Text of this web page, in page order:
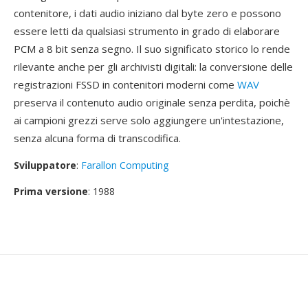
contenitore, i dati audio iniziano dal byte zero e possono
essere letti da qualsiasi strumento in grado di elaborare
PCM a 8 bit senza segno. Il suo significato storico lo rende
rilevante anche per gli archivisti digitali: la conversione delle
registrazioni FSSD in contenitori moderni come WAV
preserva il contenuto audio originale senza perdita, poichè
ai campioni grezzi serve solo aggiungere un'intestazione,
senza alcuna forma di transcodifica.
Sviluppatore: Farallon Computing
Prima versione: 1988